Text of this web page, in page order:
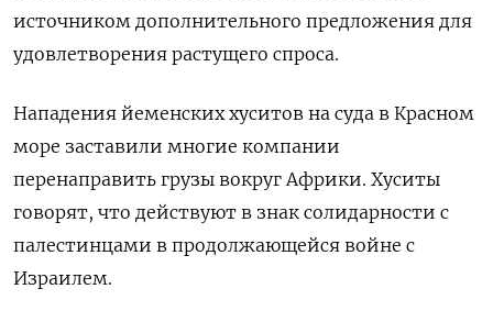
источником дополнительного предложения для
удовлетворения растущего спроса.
Нападения йеменских хуситов на суда в Красном
море заставили многие компании
перенаправить грузы вокруг Африки. Хуситы
говорят, что действуют в знак солидарности с
палестинцами в продолжающейся войне с
Израилем.